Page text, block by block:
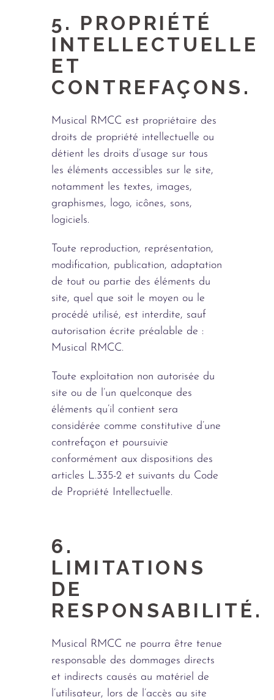
5. PROPRIÉTÉ
INTELLECTUELLE
ET
CONTREFAÇONS.
Musical RMCC est propriétaire des
droits de propriété intellectuelle ou
détient les droits d’usage sur tous
les éléments accessibles sur le site,
notamment les textes, images,
graphismes, logo, icônes, sons,
logiciels.
Toute reproduction, représentation,
modification, publication, adaptation
de tout ou partie des éléments du
site, quel que soit le moyen ou le
procédé utilisé, est interdite, sauf
autorisation écrite préalable de :
Musical RMCC.
Toute exploitation non autorisée du
site ou de l’un quelconque des
éléments qu’il contient sera
considérée comme constitutive d’une
contrefaçon et poursuivie
conformément aux dispositions des
articles L.335-2 et suivants du Code
de Propriété Intellectuelle.
6.
LIMITATIONS
DE
RESPONSABILITÉ.
Musical RMCC ne pourra être tenue
responsable des dommages directs
et indirects causés au matériel de
l’utilisateur, lors de l’accès au site